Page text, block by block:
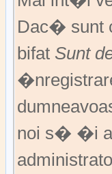
Dac� sunt
bifat Sunt
noi s� �i